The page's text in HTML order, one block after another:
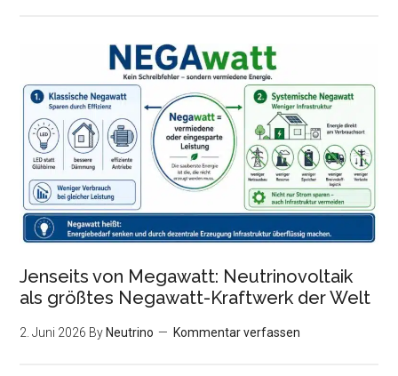
Jenseits von Megawatt: Neutrinovoltaik
als größtes Negawatt-Kraftwerk der Welt
2. Juni 2026 By Neutrino Kommentar verfassen